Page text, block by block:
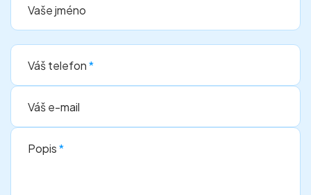
Vaše jméno
Váš telefon*
Váš e-mail
Popis*